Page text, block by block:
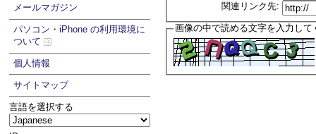
メールマガジン
パソコン・iPhone の利用環境に
ついて
個人情報
サイトマップ
言語を選択する
関連リンク先:
画像の中で読める文字を入力して